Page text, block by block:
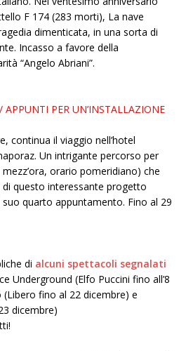
F 174 (283 morti), La nave
dimenticata, in una sorta di
Incasso a favore della
“Angelo Abriani”.
APPUNTI PER UN’INSTALLAZIONE
continua il viaggio nell’hotel
Un intrigante percorso per
orario pomeridiano) che
questo interessante progetto
quarto appuntamento. Fino al 29
di alcuni spettacoli segnalati
Underground (Elfo Puccini fino all’8
fino al 22 dicembre) e
dicembre)